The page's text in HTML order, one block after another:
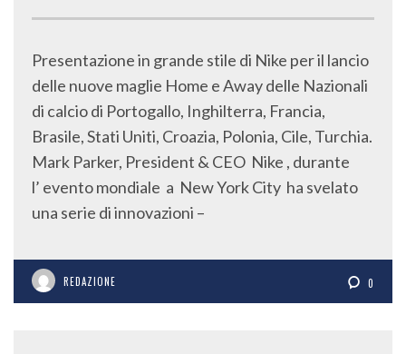
Presentazione in grande stile di Nike per il lancio
delle nuove maglie Home e Away delle Nazionali
di calcio di Portogallo, Inghilterra, Francia,
Brasile, Stati Uniti, Croazia, Polonia, Cile, Turchia.
Mark Parker, President & CEO Nike , durante
l’ evento mondiale a New York City ha svelato
una serie di innovazioni –
REDAZIONE 0